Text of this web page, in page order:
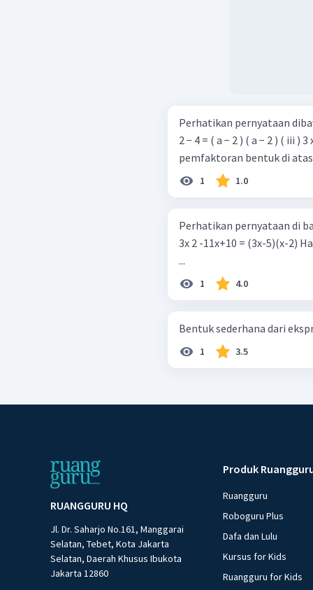
Perhatikan pernyataan dibawah ini: ( i ) 5 x 2 − 3 x y = x (
2 − 4 = ( a − 2 ) ( a − 2 ) ( iii ) 3 x
pemfaktoran bentuk di
1 1.0
Perhatikan pernyataan di bawah ini ! x 2 -9x = x(x-9)
3x 2 -11x+10 = (3x-5)(x-2) Hasil pemfaktoran di atas yang benar adalah
...
1 4.0
Bentuk sederhana dari
1 3.5
RUANGGURU HQ
Jl. Dr. Saharjo No.161, Manggarai
Selatan, Tebet, Kota Jakarta
Selatan, Daerah Khusus Ibukota
Jakarta 12860
Produk
Ruangguru
Roboguru Plus
Dafa dan Lulu
Kursus for Kids
Ruangguru for Kids